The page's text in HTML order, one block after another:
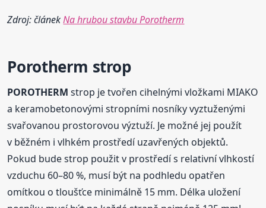
Zdroj: článekNa hrubou stavbu Porotherm
Porotherm strop
POROTHERM strop je tvořen cihelnými vložkami MIAKO
a keramobetonovými stropními nosníky vyztuženými
svařovanou prostorovou výztuží. Je možné jej použít
v běžném i vlhkém prostředí uzavřených objektů.
Pokud bude strop použit v prostředí s relativní vlhkostí
vzduchu 60–80 %, musí být na podhledu opatřen
omítkou o tloušťce minimálně 15 mm. Délka uložení